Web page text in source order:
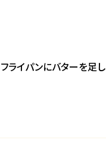
フライパンにバターを足